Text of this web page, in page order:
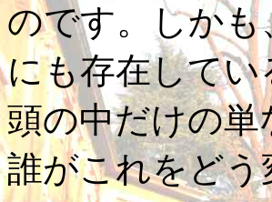
のです。しかも
にも存在して
頭の中だけの
誰がこれをど